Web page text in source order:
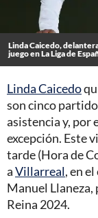
Linda Caicedo,
juego en La Liga de
Linda Caicedo
son cinco
asistencia y, por
excepción. Este
tarde (Hora de
aVillarreal, en
Manuel Llaneza,
Reina 2024.